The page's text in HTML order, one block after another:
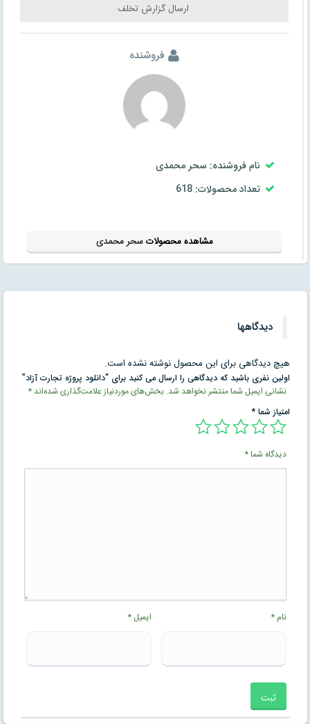
ارسال گزارش تخلف
فروشنده
نام فروشنده: سحر محمدی
تعداد محصولات: 618
مشاهده محصولاتسحر محمدی
دیدگاهها
هیچ دیدگاهی برای این محصول نوشته نشده است.
اولین نفری باشید که دیدگاهی را ارسال می کنید برای “دانلود پروژه تجارت آزاد”
نشانی ایمیل شما منتشر نخواهد شد. بخش‌های موردنیاز علامت‌گذاری شده‌اند*
امتیاز شما*
دیدگاه شما*
نام* ایمیل*